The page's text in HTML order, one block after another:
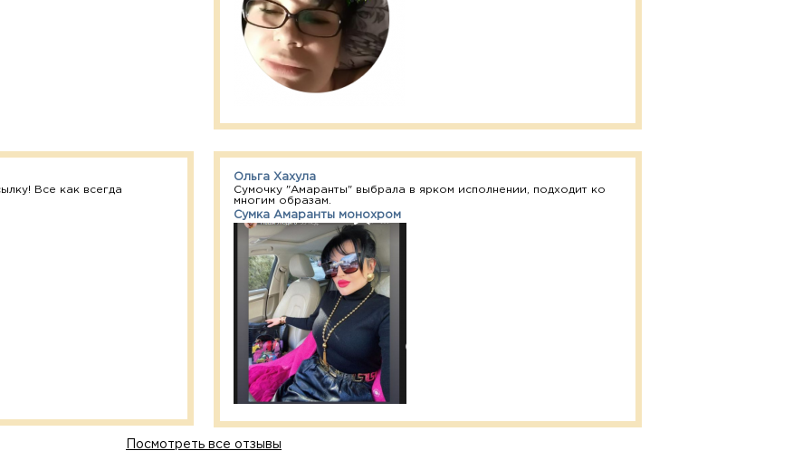
Все как всегда
Ольга Хахула
Сумочку "Амаранты" выбрала в ярком исполнении, подходит ко
многим образам.
Сумка Амаранты монохром
Посмотреть все отзывы